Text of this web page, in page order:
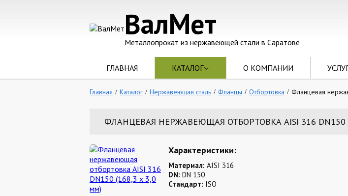
ВалМет
Металлопрокат из нержавеющей стали в Саратове
ГЛАВНАЯ КАТАЛОГ О КОМПАНИИ
Главная Каталог Нержавеющая сталь Фланцы Отбортовка Фланцевая
ФЛАНЦЕВАЯ НЕРЖАВЕЮЩАЯ ОТБОРТОВКА AISI 316 DN150
Характеристики:
Материал: AISI 316
DN: DN 150
Стандарт: ISO